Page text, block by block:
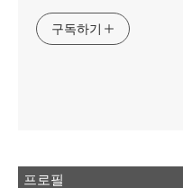
구독하기
프로필